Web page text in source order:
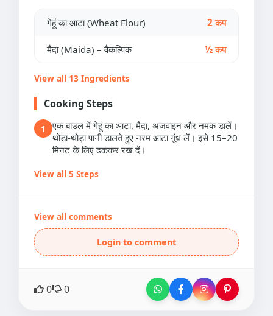
गेहूं का आटा (Wheat Flour) 2 कप
मैदा (Maida) – वैकल्पिक ½ कप
View all 13 Ingredients
Cooking Steps
1
एक बाउल में गेहूं का आटा, मैदा, अजवाइन और नमक डालें।
थोड़ा-थोड़ा पानी डालते हुए नरम आटा गूंध लें। इसे 15–20
मिनट के लिए ढककर रख दें।
View all 5 Steps
View all comments
Login to comment
0 0